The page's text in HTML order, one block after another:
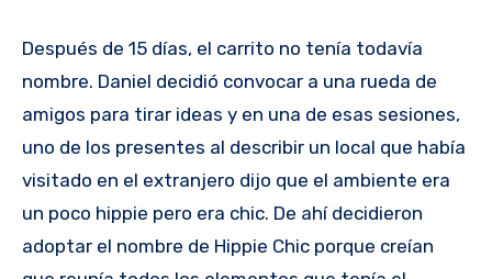
Después de 15 días, el carrito no tenía todavía
nombre. Daniel decidió convocar a una rueda de
amigos para tirar ideas y en una de esas sesiones,
uno de los presentes al describir un local que había
visitado en el extranjero dijo que el ambiente era
un poco hippie pero era chic. De ahí decidieron
adoptar el nombre de Hippie Chic porque creían